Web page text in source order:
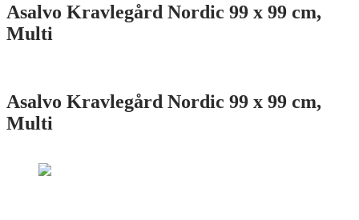
Asalvo Kravlegård Nordic 99 x 99 cm,
Multi
Asalvo Kravlegård Nordic 99 x 99 cm,
Multi